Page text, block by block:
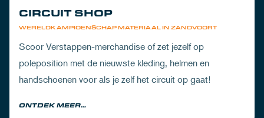
WERELDKAMPIOENSCHAP MATERIAAL IN ZANDVOORT
CIRCUIT SHOP
Scoor Verstappen-merchandise of zet jezelf op
poleposition met de nieuwste kleding, helmen en
handschoenen voor als je zelf het circuit op gaat!
ONTDEK MEER...